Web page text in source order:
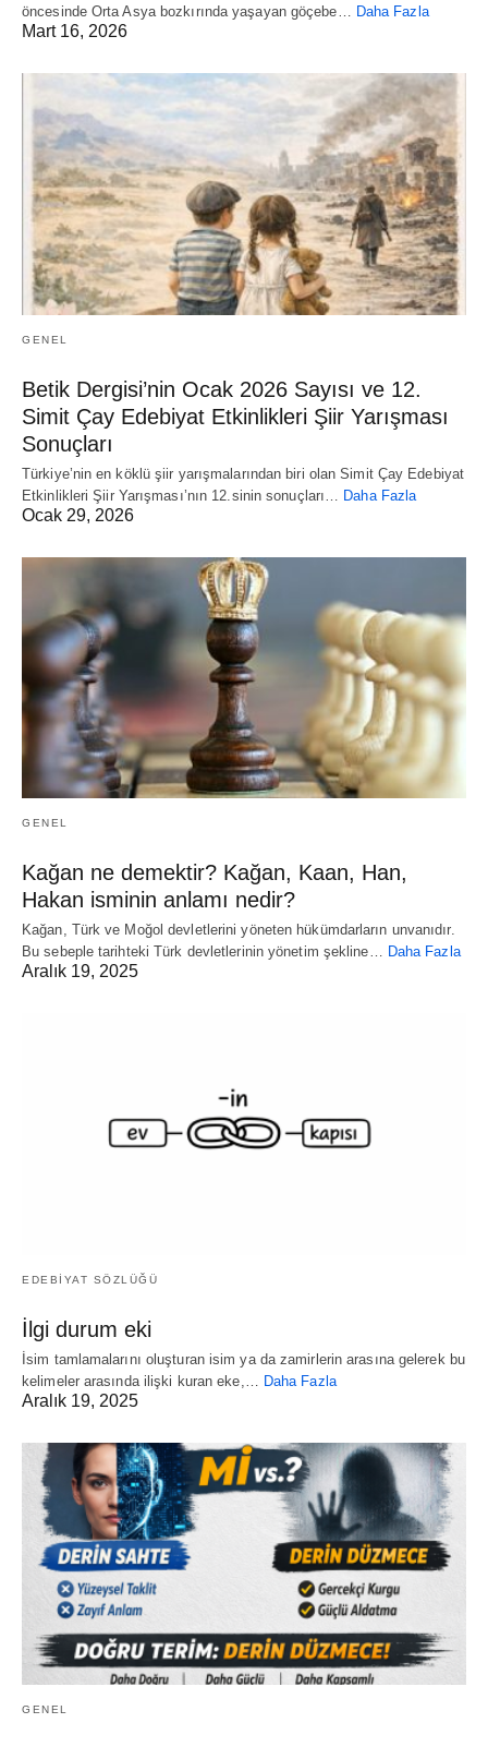
öncesinde Orta Asya bozkırında yaşayan göçebe… Daha Fazla
Mart 16, 2026
GENEL
Betik Dergisi’nin Ocak 2026 Sayısı ve 12.
Simit Çay Edebiyat Etkinlikleri Şiir Yarışması
Sonuçları
Türkiye’nin en köklü şiir yarışmalarından biri olan Simit Çay Edebiyat
Etkinlikleri Şiir Yarışması’nın 12.sinin sonuçları…
Daha Fazla
Ocak 29, 2026
GENEL
Kağan ne demektir? Kağan, Kaan, Han,
Hakan isminin anlamı nedir?
Kağan, Türk ve Moğol devletlerini yöneten hükümdarların unvanıdır.
Bu sebeple tarihteki Türk devletlerinin yönetim şekline… Daha Fazla
Aralık 19, 2025
EDEBİYAT SÖZLÜĞÜ
İlgi durum eki
İsim tamlamalarını oluşturan isim ya da zamirlerin arasına gelerek bu
kelimeler arasında ilişki kuran eke,… Daha Fazla
Aralık 19, 2025
GENEL